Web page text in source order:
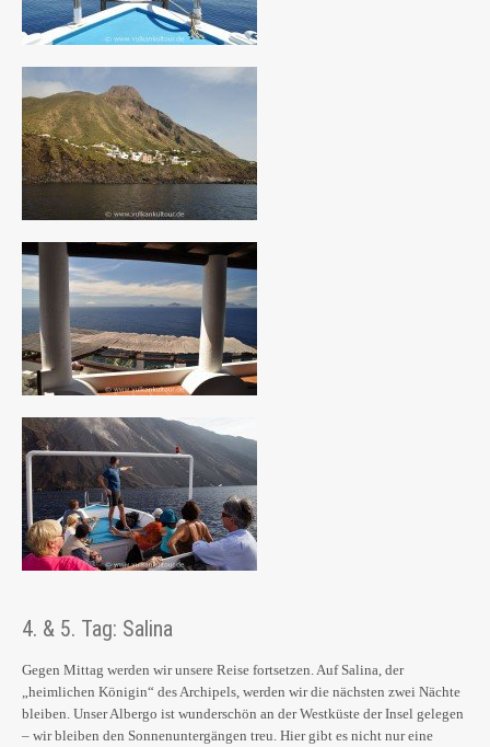
4. & 5. Tag: Salina
Gegen Mittag werden wir unsere Reise fortsetzen. Auf Salina, der
„heimlichen Königin“ des Archipels, werden wir die nächsten zwei Nächte
bleiben. Unser Albergo ist wunderschön an der Westküste der Insel gelegen
– wir bleiben den Sonnenuntergängen treu. Hier gibt es nicht nur eine